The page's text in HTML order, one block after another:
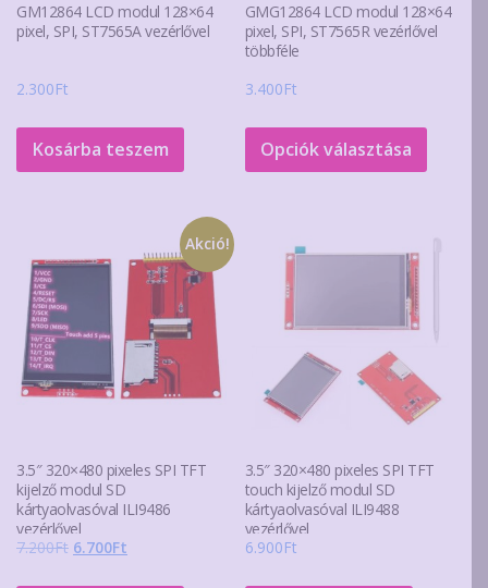
GM12864 LCD modul 128×64
pixel, SPI, ST7565A vezérlővel
2.300Ft
Kosárba teszem
GMG12864 LCD modul 128×64
pixel, SPI, ST7565R vezérlővel
többféle
3.400Ft
Opciók választása
Ennek
Akció!
3.5″ 320×480 pixeles SPI TFT
kijelző modul SD
kártyaolvasóval ILI9486
vezérlővel
7.200Ft Original
6.700Ft
3.5″ 320×480 pixeles SPI TFT
touch kijelző modul SD
kártyaolvasóval ILI9488
vezérlővel
6.900Ft